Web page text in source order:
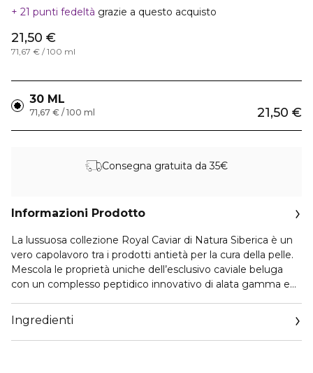
21 punti fedeltà grazie a questo acquisto
21,50 €
71,67 € / 100 ml
30 ML
21,50 €
71,67 € / 100 ml
Consegna gratuita da 35€
Informazioni Prodotto
La lussuosa collezione Royal Caviar di Natura Siberica è un
vero capolavoro tra i prodotti antietà per la cura della pelle.
Mescola le proprietà uniche dell’esclusivo caviale beluga
con un complesso peptidico innovativo di alata gamma e
soluzione antirughe all’avanguardia.
Questo siero unico migliora il problema dell’invecchiamento
della pelle e ripristina la naturale bellezza della tua pelle.
Ingredienti